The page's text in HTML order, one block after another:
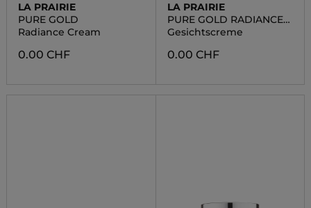
LA PRAIRIE
PURE GOLD
Radiance Cream
0.00 CHF
LA PRAIRIE
PURE GOLD RADIANCE
CREAM - REFILL
Gesichtscreme
0.00 CHF